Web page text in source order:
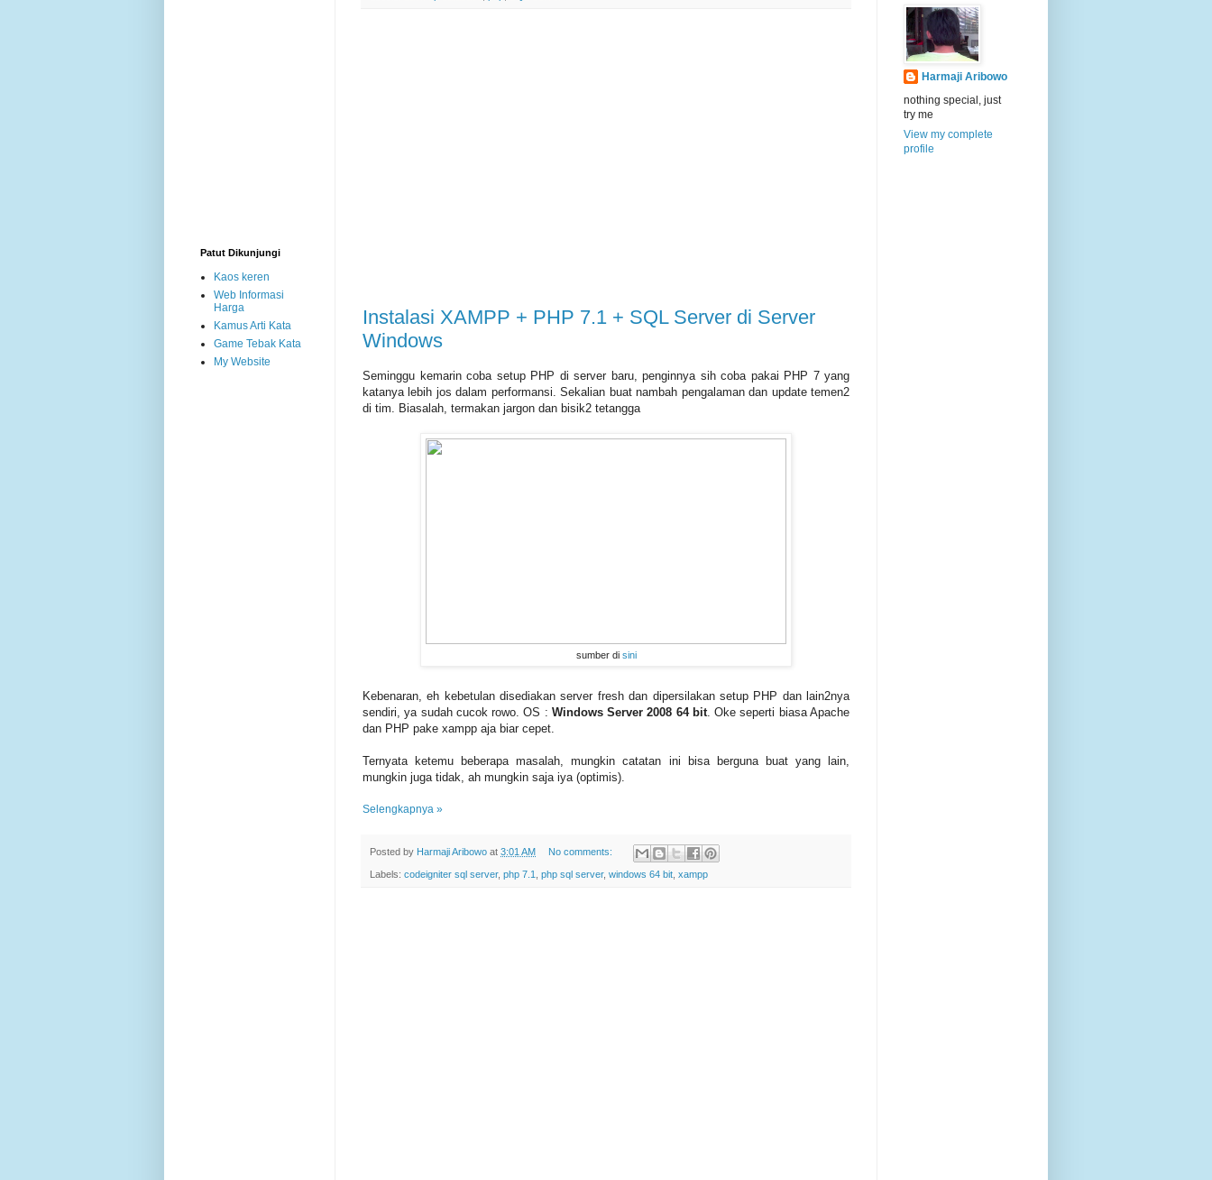
Instalasi XAMPP + PHP 7.1 + SQL Server di Server
Windows
Seminggu kemarin coba setup PHP di server baru, penginnya sih coba pakai PHP 7 yang
katanya lebih jos dalam performansi. Sekalian buat nambah pengalaman dan update temen2
di tim. Biasalah, termakan jargon dan bisik2 tetangga
sumber di sini
Kebenaran, eh kebetulan disediakan server fresh dan dipersilakan setup PHP dan lain2nya
sendiri, ya sudah cucok rowo. OS : Windows Server 2008 64 bit. Oke seperti biasa Apache
dan PHP pake xampp aja biar cepet.
Ternyata ketemu beberapa masalah, mungkin catatan ini bisa berguna buat yang lain,
mungkin juga tidak, ah mungkin saja iya (optimis).
Selengkapnya »
Posted by Harmaji Aribowo at 3:01 AM No comments:
Labels: codeigniter sql server, php 7.1 php sql server, windows 64 bit xampp
Patut Dikunjungi
Kaos keren
Web Informasi
Harga
Kamus Arti Kata
Game Tebak Kata
My Website
Harmaji Aribowo
nothing special, just
try me
View my complete
profile